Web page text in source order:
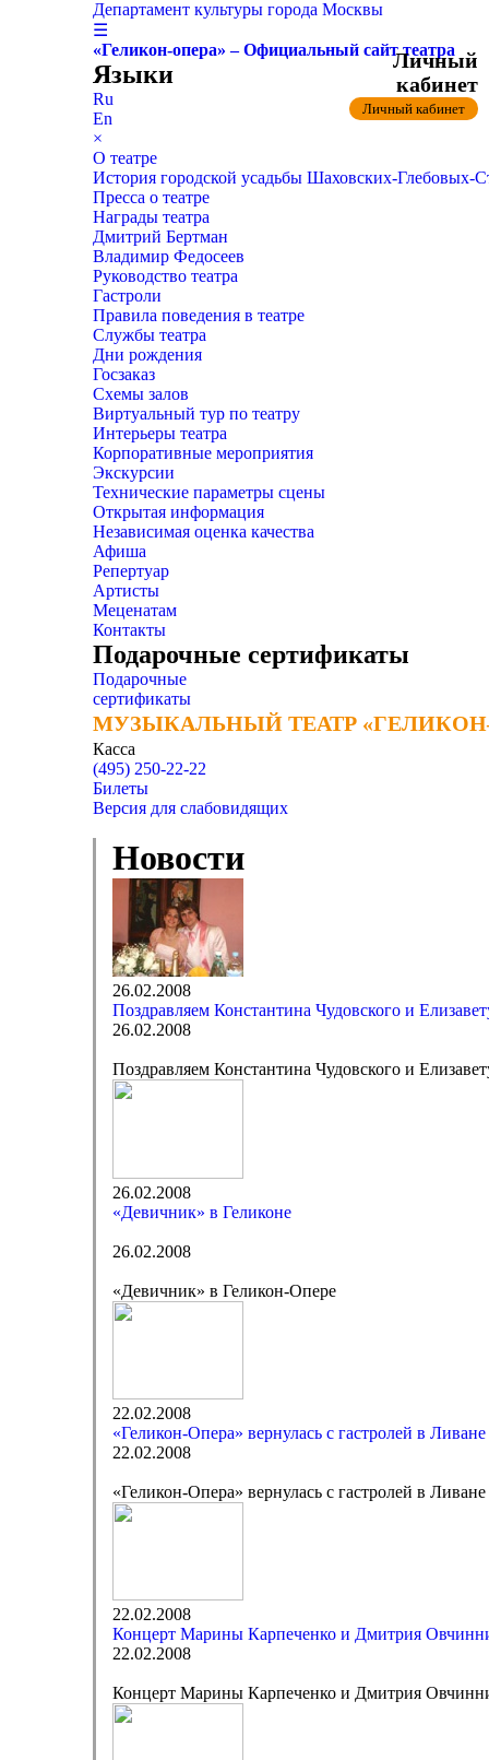
Департамент культуры города Москвы
☰
«Геликон-опера» – Официальный сайт театра
Языки
Ru
En
×
О театре
История городской усадьбы Шаховских-
Пресса о театре
Награды театра
Дмитрий Бертман
Владимир Федосеев
Руководство театра
Гастроли
Правила поведения в театре
Службы театра
Дни рождения
Госзаказ
Схемы залов
Виртуальный тур по театру
Интерьеры театра
Корпоративные мероприятия
Экскурсии
Технические параметры сцены
Открытая информация
Независимая оценка качества
Афиша
Репертуар
Артисты
Меценатам
Контакты
Подарочные сертификаты
Подарочные
сертификаты
МУЗЫКАЛЬНЫЙ ТЕАТР
МУЗЫКАЛЬНЫЙ ТЕАТР
Касса
(495) 250-22-22
Личный
кабинет
Личный кабинет
Билеты
Версия для слабовидящих
Новости
26.02.2008
Поздравляем Константина Чудовского и
26.02.2008
Поздравляем Константина Чудовского и
26.02.2008
«Девичник» в Геликоне
26.02.2008
«Девичник» в Геликон-Опере
22.02.2008
«Геликон-Опера» вернулась с гастролей в Ливане
22.02.2008
«Геликон-Опера» вернулась с гастролей в Ливане
22.02.2008
Концерт Марины Карпеченко и Дмитрия
22.02.2008
Концерт Марины Карпеченко и Дмитрия